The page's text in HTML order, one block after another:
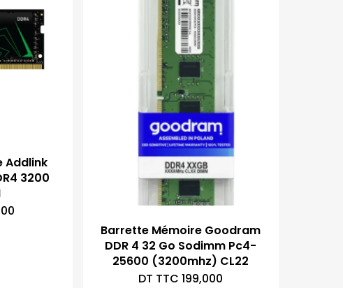
Addlink
3200
Barrette Mémoire Goodram
DDR 4 32 Go Sodimm Pc4-
25600 (3200mhz) CL22
DT TTC 199,000